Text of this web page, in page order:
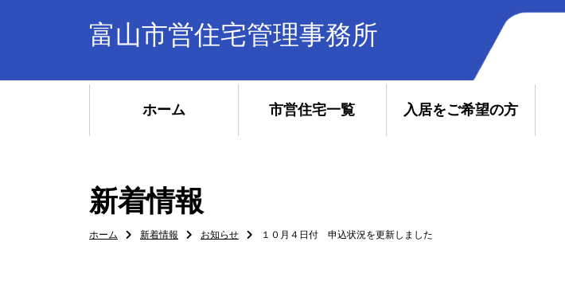
富山市営住宅管理事務所
ホーム 市営住宅一覧 入居をご希望の方
新着情報
ホーム 新着情報 お知らせ １０月４日付 申込状況を更新しました